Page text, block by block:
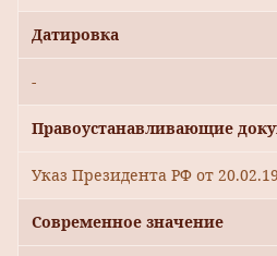
Датировка
-
Правоустанавливающие
Указ Президента РФ от
Современное значение